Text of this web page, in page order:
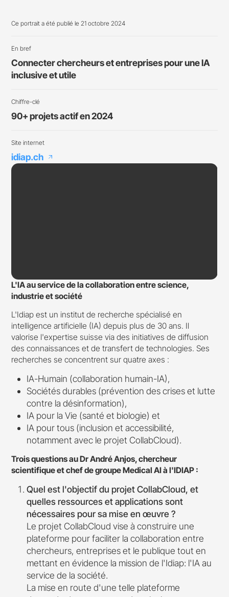
Ce portrait a été publié le 21 octobre 2024
En bref
Connecter chercheurs et entreprises pour une IA
inclusive et utile
Chiffre-clé
90+ projets actif en 2024
Site internet
idiap.ch arrow_outward
L'IA au service de la collaboration entre science,
industrie et société
L'Idiap est un institut de recherche spécialisé en
intelligence artificielle (IA) depuis plus de 30 ans. Il
valorise l'expertise suisse via des initiatives de diffusion
des connaissances et de transfert de technologies. Ses
recherches se concentrent sur quatre axes :
IA-Humain (collaboration humain-IA),
Sociétés durables (prévention des crises et lutte
contre la désinformation),
IA pour la Vie (santé et biologie) et
IA pour tous (inclusion et accessibilité,
notamment avec le projet CollabCloud).
Trois questions au Dr André Anjos, chercheur
scientifique et chef de groupe Medical AI à l'IDIAP :
Quel est l'objectif du projet CollabCloud, et
quelles ressources et applications sont
nécessaires pour sa mise en œuvre ?
Le projet CollabCloud vise à construire une
plateforme pour faciliter la collaboration entre
chercheurs, entreprises et le publique tout en
mettant en évidence la mission de l'Idiap: l'IA au
service de la société.
La mise en route d'une telle plateforme